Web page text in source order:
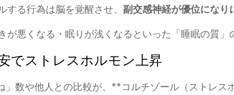
する行為は脳を覚醒させ、 副交感神経が優位になり
が悪くなる・眠りが浅くなるといった「睡眠の質」
でストレスホルモン上昇
」数や他人との比較が、**コルチゾール（ストレ